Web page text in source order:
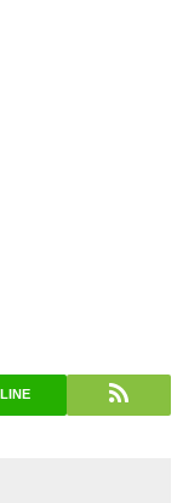
LINE